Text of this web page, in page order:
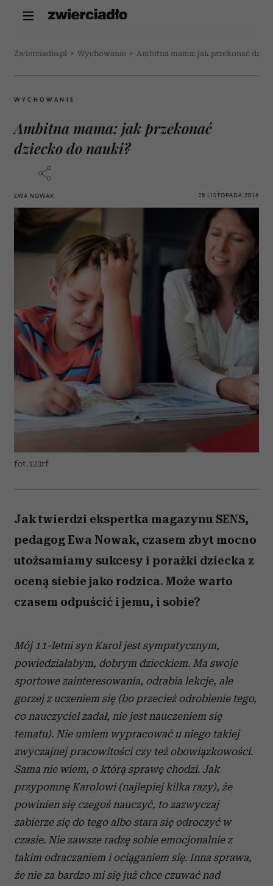
Zwierciadlo.pl > Wychowanie > Ambitna mama: jak przekonać
WYCHOWANIE
Ambitna mama: jak przekonać
dziecko do nauki?
EWA NOWAK 28 LISTOPADA 2016
fot.123rf
Jak twierdzi ekspertka magazynu SENS,
pedagog Ewa Nowak, czasem zbyt mocno
utożsamiamy sukcesy i porażki dziecka z
oceną siebie jako rodzica. Może warto
czasem odpuścić i jemu, i sobie?
Mój 11-letni syn Karol jest sympatycznym,
powiedziałabym, dobrym dzieckiem. Ma swoje
sportowe zainteresowania, odrabia lekcje, ale
gorzej z uczeniem się (bo przecież odrobienie tego,
co nauczyciel zadał, nie jest nauczeniem się
tematu). Nie umiem wypracować u niego takiej
zwyczajnej pracowitości czy też obowiązkowości.
Sama nie wiem, o którą sprawę chodzi. Jak
przypomnę Karolowi (najlepiej kilka razy), że
powinien się czegoś nauczyć, to zazwyczaj
zabierze się do tego albo stara się odroczyć w
czasie. Nie zawsze radzę sobie emocjonalnie z
takim odraczaniem i ociąganiem się. Inna sprawa,
że nie za bardzo mi się już chce czuwać nad